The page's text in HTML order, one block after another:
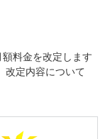
料金を改定します
改定内容について